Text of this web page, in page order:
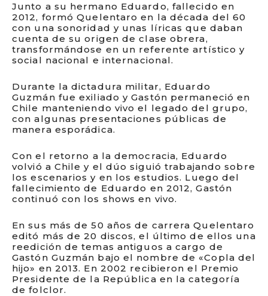
Junto a su hermano Eduardo, fallecido en
2012, formó Quelentaro en la década del 60
con una sonoridad y unas líricas que daban
cuenta de su origen de clase obrera,
transformándose en un referente artístico y
social nacional e internacional.
Durante la dictadura militar, Eduardo
Guzmán fue exiliado y Gastón permaneció en
Chile manteniendo vivo el legado del grupo,
con algunas presentaciones públicas de
manera esporádica.
Con el retorno a la democracia, Eduardo
volvió a Chile y el dúo siguió trabajando sobre
los escenarios y en los estudios. Luego del
fallecimiento de Eduardo en 2012, Gastón
continuó con los shows en vivo.
En sus más de 50 años de carrera Quelentaro
editó más de 20 discos, el último de ellos una
reedición de temas antiguos a cargo de
Gastón Guzmán bajo el nombre de «Copla del
hijo» en 2013. En 2002 recibieron el Premio
Presidente de la República en la categoría
de folclor.